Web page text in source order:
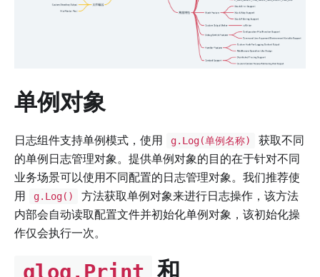
单例对象
日志组件支持单例模式，使用 g.Log(单例名称)
获取不同
的单例日志管理对象。提供单例对象的目的在于针对不同
业务场景可以使用不同配置的日志管理对象。我们推荐使
用
g.Log()
方法获取单例对象来进行日志操作，该方法
内部会自动读取配置文件并初始化单例对象，该初始化操
作仅会执行一次。
glog.Print 和